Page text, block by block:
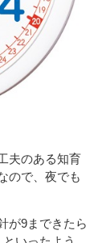
夫のある知育
ので、夜でも
が9まできたら